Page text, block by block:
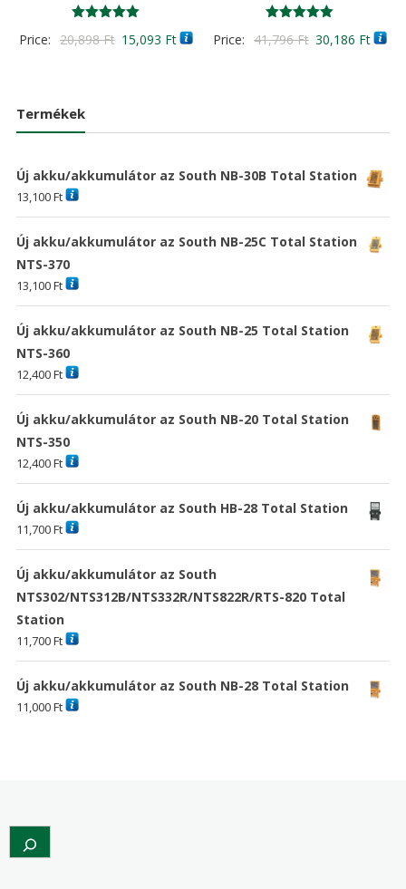
5.00
Price: 20,898Ft Original
15,093 FtCurrent
5.00
Price: 41,796Ft Original
30,186 Ft
Termékek
Új akku/akkumulátor az South NB-30B Total Station
13,100Ft
Új akku/akkumulátor az South NB-25C Total Station
NTS-370
13,100Ft
Új akku/akkumulátor az South NB-25 Total Station
NTS-360
12,400Ft
Új akku/akkumulátor az South NB-20 Total Station
NTS-350
12,400Ft
Új akku/akkumulátor az South HB-28 Total Station
11,700Ft
Új akku/akkumulátor az South
NTS302/NTS312B/NTS332R/NTS822R/RTS-820 Total
Station
11,700Ft
Új akku/akkumulátor az South NB-28 Total Station
11,000Ft
Search